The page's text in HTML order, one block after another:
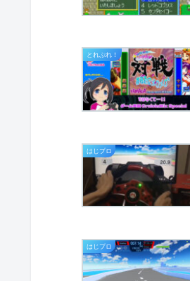
とれぷれ！
はじプロ
はじプロ